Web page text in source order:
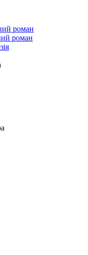
роман
роман